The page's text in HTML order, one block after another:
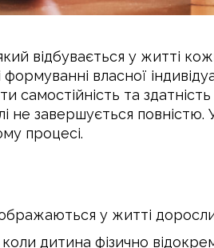
відбувається у житті
формуванні власної
самостійність та
завершується повністю.
процесі.
у житті
дитина фізично